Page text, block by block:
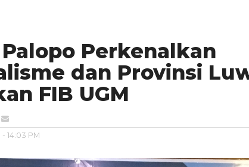
Perkenalkan
dan Provinsi
FIB UGM
14:03 PM